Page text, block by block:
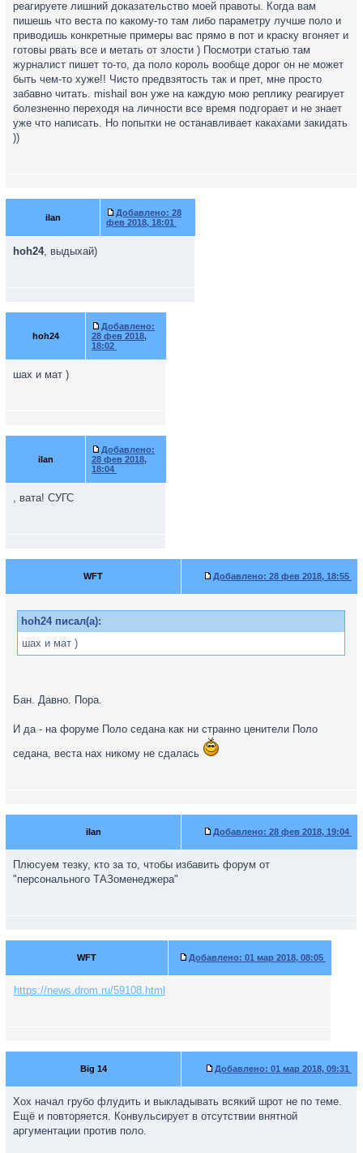
реагируете лишний доказательство моей правоты. Когда вам
пишешь что веста по какому-то там либо параметру лучше поло и
приводишь конкретные примеры вас прямо в пот и краску вгоняет и
готовы рвать все и метать от злости ) Посмотри статью там
журналист пишет то-то, да поло король вообще дорог он не может
быть чем-то хуже!! Чисто предвзятость так и прет, мне просто
забавно читать. mishail вон уже на каждую мою реплику реагирует
болезненно переходя на личности все время подгорает и не знает
уже что написать. Но попытки не останавливает какахами закидать
))
ilan Добавлено: 28
фев 2018, 18:01
hoh24, выдыхай)
hoh24
Добавлено:
28 фев 2018,
18:02
шах и мат )
ilan
Добавлено:
28 фев 2018,
18:04
, вата! СУГС
WFT Добавлено: 28 фев 2018, 18:55
hoh24 писал(а):
шах и мат )
Бан. Давно. Пора.
И да - на форуме Поло седана как ни странно ценители Поло
седана, веста нах никому не сдалась
ilan Добавлено: 28 фев 2018, 19:04
Плюсуем тезку, кто за то, чтобы избавить форум от
"персонального ТАЗоменеджера"
WFT Добавлено: 01 мар 2018, 08:05
https://news.drom.ru/59108.html
Big 14 Добавлено: 01 мар 2018, 09:31
Хох начал грубо флудить и выкладывать всякий шрот не по теме.
Ещё и повторяется. Конвульсирует в отсутствии внятной
аргументации против поло.